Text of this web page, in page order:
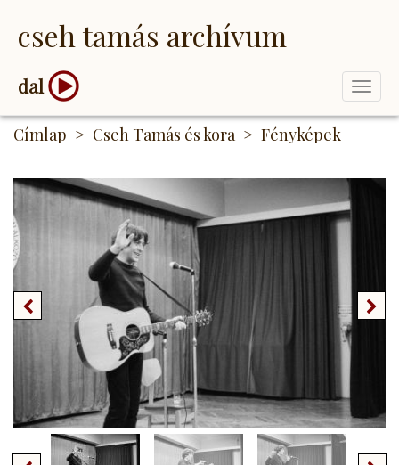
cseh tamás archívum
dal
Címlap Cseh Tamás és kora Fényképek